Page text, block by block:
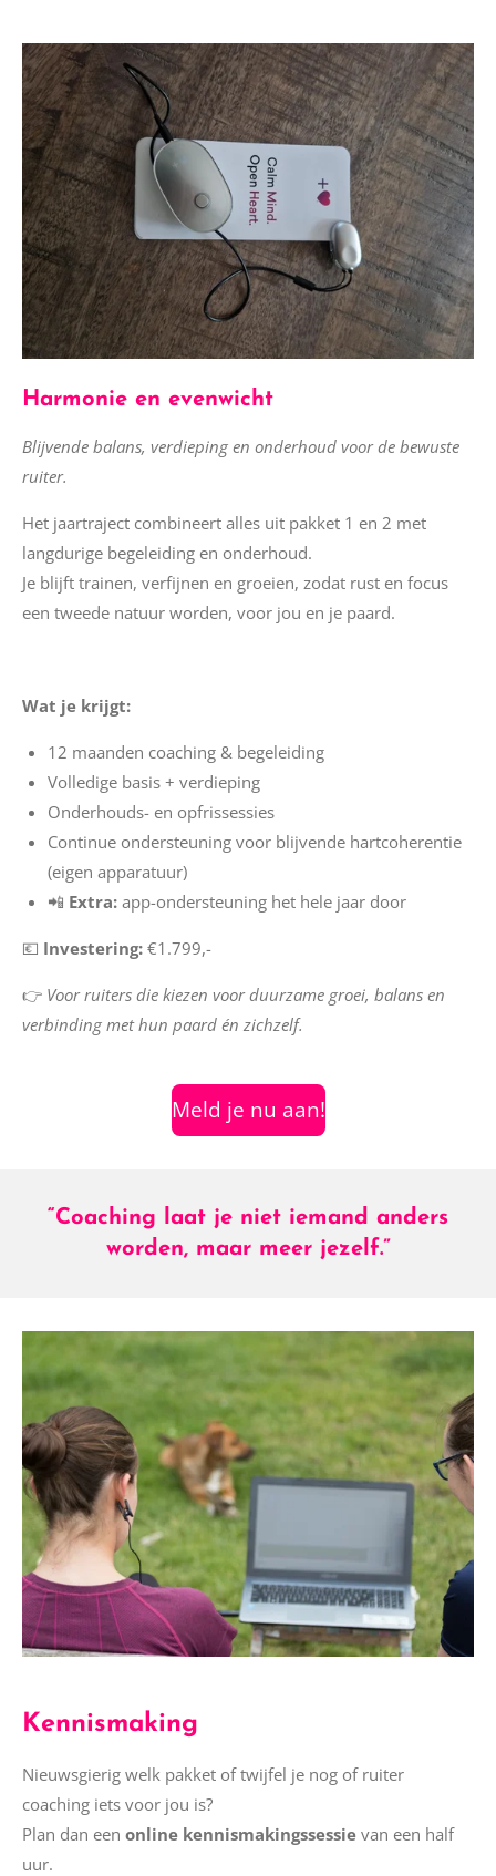
Harmonie en evenwicht
Blijvende balans, verdieping en onderhoud voor de bewuste
ruiter.
Het jaartraject combineert alles uit pakket 1 en 2 met
langdurige begeleiding en onderhoud.
Je blijft trainen, verfijnen en groeien, zodat rust en focus
een tweede natuur worden, voor jou en je paard.
Wat je krijgt:
12 maanden coaching & begeleiding
Volledige basis + verdieping
Onderhouds- en opfrissessies
Continue ondersteuning voor blijvende hartcoherentie
(eigen apparatuur)
📲 Extra:app-ondersteuning het hele jaar door
💶 Investering: €1.799,-
👉 Voor ruiters die kiezen voor duurzame groei, balans en
verbinding met hun paard én zichzelf.
Meld je nu aan!
“Coaching laat je niet iemand anders
worden, maar meer jezelf.”
Kennismaking
Nieuwsgierig welk pakket of twijfel je nog of ruiter
coaching iets voor jou is?
Plan dan een online kennismakingssessie van een half
uur.